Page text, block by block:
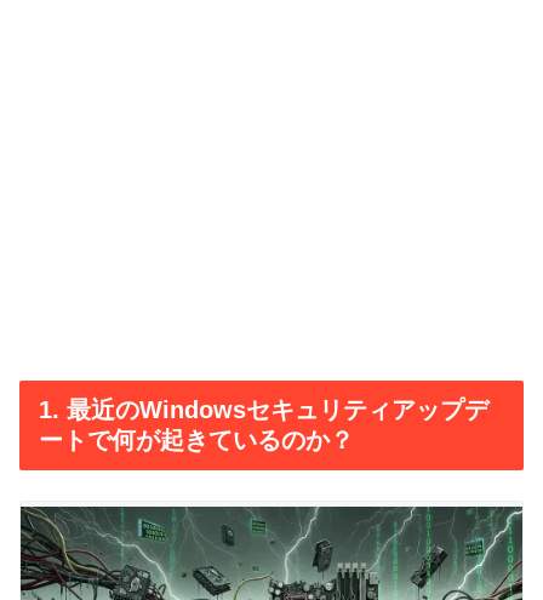
1. 最近のWindowsセキュリティアップデ
ートで何が起きているのか？